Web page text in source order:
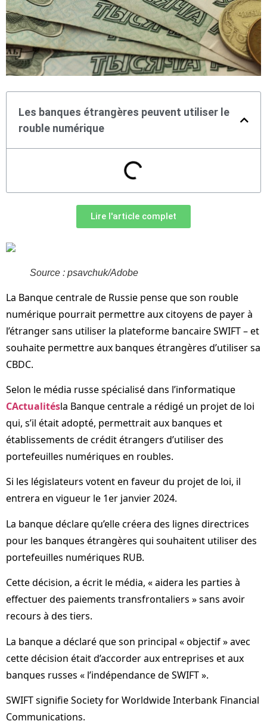
Les banques étrangères peuvent utiliser le
rouble numérique
Lire l'article complet
Source : psavchuk/Adobe
La Banque centrale de Russie pense que son rouble
numérique pourrait permettre aux citoyens de payer à
l’étranger sans utiliser la plateforme bancaire SWIFT – et
souhaite permettre aux banques étrangères d’utiliser sa
CBDC.
Selon le média russe spécialisé dans l’informatique
CActualitésla Banque centrale a rédigé un projet de loi
qui, s’il était adopté, permettrait aux banques et
établissements de crédit étrangers d’utiliser des
portefeuilles numériques en roubles.
Si les législateurs votent en faveur du projet de loi, il
entrera en vigueur le 1er janvier 2024.
La banque déclare qu’elle créera des lignes directrices
pour les banques étrangères qui souhaitent utiliser des
portefeuilles numériques RUB.
Cette décision, a écrit le média, « aidera les parties à
effectuer des paiements transfrontaliers » sans avoir
recours à des tiers.
La banque a déclaré que son principal « objectif » avec
cette décision était d’accorder aux entreprises et aux
banques russes « l’indépendance de SWIFT ».
SWIFT signifie Society for Worldwide Interbank Financial
Communications.